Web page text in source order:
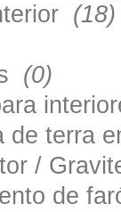
(18)
(0)
de terra
/
de